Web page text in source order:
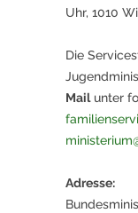
Uhr, 1010
Die
Mailunter
Adresse: